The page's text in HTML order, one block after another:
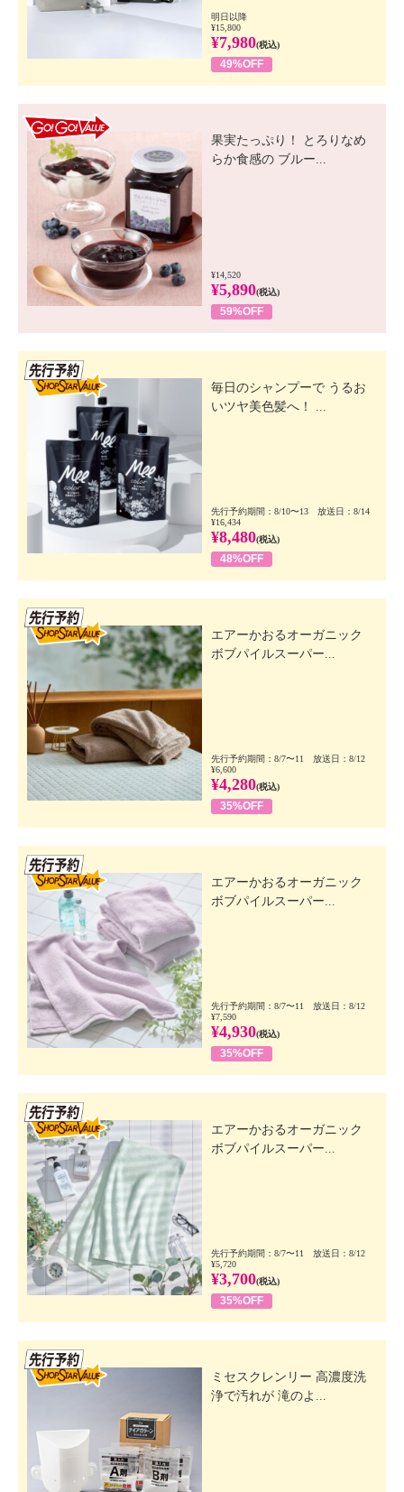
明日以降
¥15,800
¥7,980(税込)
49%OFF
果実たっぷり！ とろりなめ
らか食感の ブルー...
¥14,520
¥5,890(税込)
59%OFF
毎日のシャンプーで うるお
いツヤ美色髪へ！ ...
先行予約期間：8/10〜13 放送日：8/14
¥16,434
¥8,480(税込)
48%OFF
エアーかおるオーガニック
ボブパイルスーパー...
先行予約期間：8/7〜11 放送日：8/12
¥6,600
¥4,280(税込)
35%OFF
エアーかおるオーガニック
ボブパイルスーパー...
先行予約期間：8/7〜11 放送日：8/12
¥7,590
¥4,930(税込)
35%OFF
エアーかおるオーガニック
ボブパイルスーパー...
先行予約期間：8/7〜11 放送日：8/12
¥5,720
¥3,700(税込)
35%OFF
ミセスクレンリー 高濃度洗
浄で汚れが 滝のよ...